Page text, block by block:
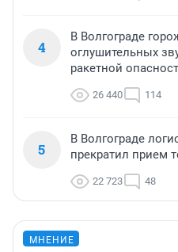
4
В Волгограде
оглушительных
ракетной
26 440 114
5
В Волгограде
прекратил прием
22 723 48
МНЕНИЕ